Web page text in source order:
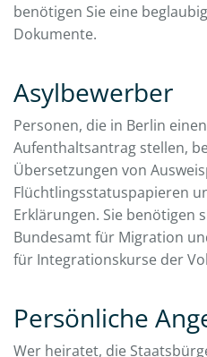
benötigen Sie eine
Dokumente.
Asylbewerber
Personen, die in Berlin
Aufenthaltsantrag stellen,
Übersetzungen von
Flüchtlingsstatuspapieren
Erklärungen. Sie benötigen
Bundesamt für Migration
für Integrationskurse der
Persönliche
Wer heiratet, die